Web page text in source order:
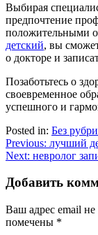
Выбирая
предпочтение
положительными
детский, вы
о докторе и
Позаботьтесь о
своевременное
успешного и
Posted in: Без
Навигация
по
записям
Previous: лучший
Next: невролог
Добавить
Ваш адрес email не
помечены *